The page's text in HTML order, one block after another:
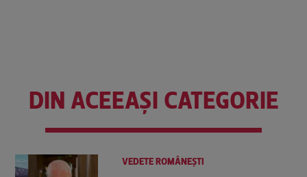
DIN ACEEAȘI CATEGORIE
VEDETE ROMÂNEŞTI